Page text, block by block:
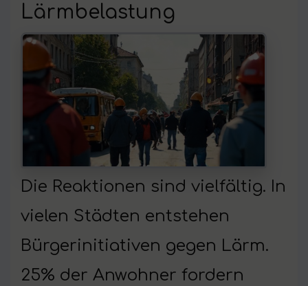
Lärmbelastung
Die Reaktionen sind vielfältig. In
vielen Städten entstehen
Bürgerinitiativen gegen Lärm.
25% der Anwohner fordern